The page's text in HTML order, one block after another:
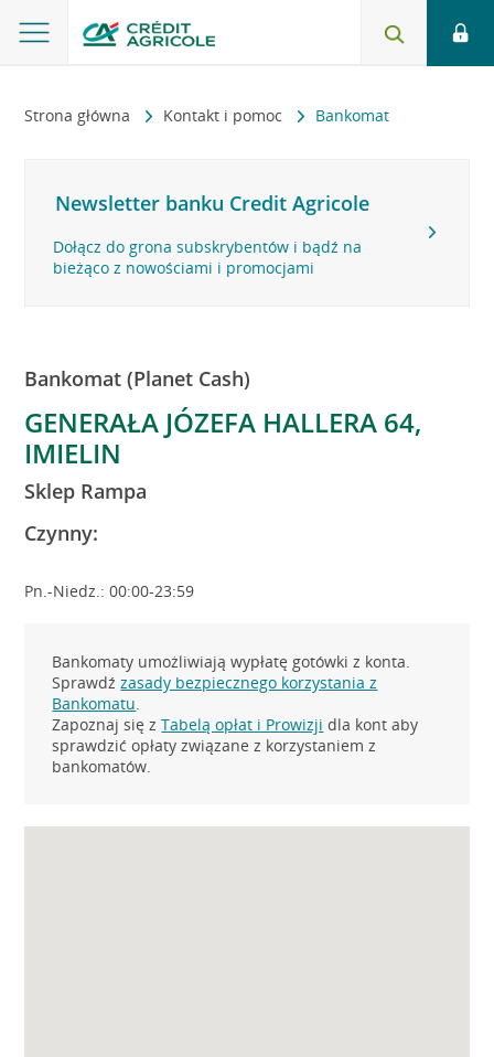
Strona główna Kontakt i pomoc Bankomat
Newsletter banku Credit Agricole
Dołącz do grona subskrybentów i bądź na
bieżąco z nowościami i promocjami
Bankomat (Planet Cash)
GENERAŁA JÓZEFA HALLERA 64,
IMIELIN
Sklep Rampa
Czynny:
Pn.-Niedz.: 00:00-23:59
Bankomaty umożliwiają wypłatę gotówki z konta.
Sprawdźzasady bezpiecznego korzystania z
Bankomatu.
Zapoznaj się zTabelą opłat i Prowizji dla kont aby
sprawdzić opłaty związane z korzystaniem z
bankomatów.